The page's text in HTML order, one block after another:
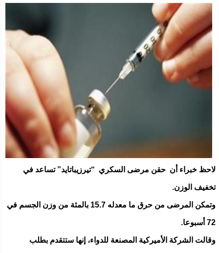
لاحظ خبراء أن حقن مرضى السكري “تيرزيباتايد” تساعد في
تخفيف الوزن.
وتمكن المرضى من حرق ما معدله 15.7 بالمئة من وزن الجسم في
72 أسبوعا.
وقالت الشركة الأميركية المصنعة للدواء، إنها ستتقدم بطلب